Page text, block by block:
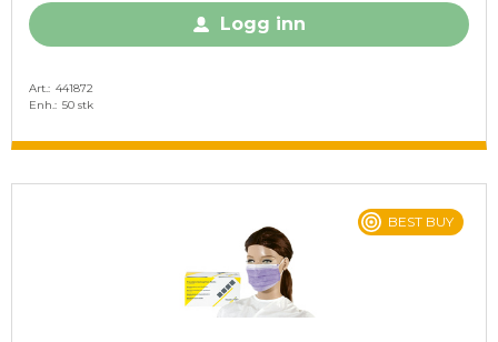
Logg inn
Art. 441872
Enh. 50 stk
BEST BUY